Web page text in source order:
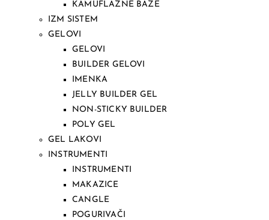
KAMUFLAŽNE BAZE
IZM SISTEM
GELOVI
GELOVI
BUILDER GELOVI
IMENKA
JELLY BUILDER GEL
NON-STICKY BUILDER
POLY GEL
GEL LAKOVI
INSTRUMENTI
INSTRUMENTI
MAKAZICE
CANGLE
POGURIVAČI